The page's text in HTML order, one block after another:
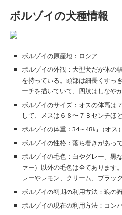
ボルゾイの犬種情報
ボルゾイの原産地：ロシア
ボルゾイの外観：大型犬だが体の
を持っている。頭部は細長くすっ
ーチを描いていて、四肢はしなや
ボルゾイのサイズ：オスの体高は
して、メスは６８〜７８センチほ
ボルゾイの体重：34～48㎏（オス
ボルゾイの性格：落ち着きがあ
ボルゾイの毛色：白やグレー、黒
ァー）以外の毛色は全てあります
レーやレモン、クリーム、ブラッ
ボルゾイの初期の利用方法：狼の
ボルゾイの現在の利用方法：コン